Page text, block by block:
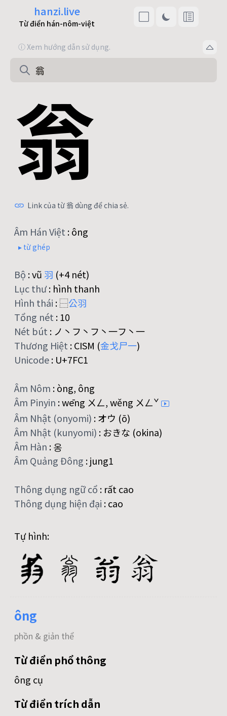
hanzi.live
Từ điển hán-nôm-việt
ⓘ Xem hướng dẫn sử dụng.
翁
Link của từ 翁 dùng để chia sẻ.
Âm Hán Việt :ông
▸ từ ghép
Bộ :vũ 羽 (+4 nét)
Lục thư: hình thanh
Hình thái :⿱公羽
Tổng nét :10
Nét bút : ノ丶フ丶フ丶一フ丶一
Thương Hiệt :CISM (金戈尸一)
Unicode: U+7FC1
Âm Nôm :òng, ông
Âm Pinyin :wēng ㄨㄥ, wěng ㄨㄥˇ
Âm Nhật (onyomi) :オウ (ō)
Âm Nhật (kunyomi) : おきな (okina)
Âm Hàn :옹
Âm Quảng Đông :jung1
Thông dụng ngữ cổ : rất cao
Thông dụng hiện đại :cao
Tự hình:
ông
phồn & giản thể
Từ điển phổ thông
ông cụ
Từ điển trích dẫn